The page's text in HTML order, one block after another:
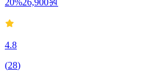
20%26,900원
4.8
(28)